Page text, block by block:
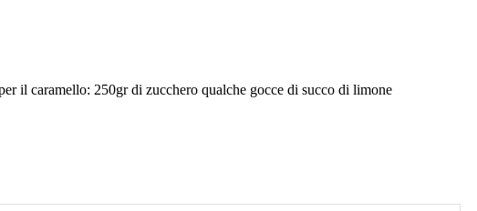
il caramello: 250gr di zucchero qualche gocce di succo di limone